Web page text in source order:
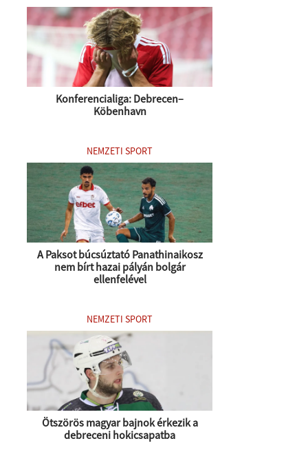
Konferencialiga: Debrecen–
Köbenhavn
NEMZETI SPORT
A Paksot búcsúztató Panathinaikosz
nem bírt hazai pályán bolgár
ellenfelével
NEMZETI SPORT
Ötszörös magyar bajnok érkezik a
debreceni hokicsapatba